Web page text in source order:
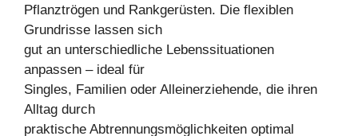
Pflanztrögen und Rankgerüsten. Die flexiblen
Grundrisse lassen sich
gut an unterschiedliche Lebenssituationen
anpassen – ideal für
Singles, Familien oder Alleinerziehende, die ihren
Alltag durch
praktische Abtrennungsmöglichkeiten optimal